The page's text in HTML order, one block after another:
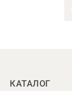
КАТАЛОГ